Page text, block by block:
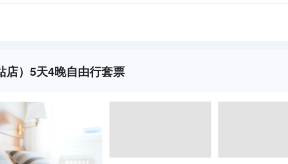
店）5天4晚自由行套票